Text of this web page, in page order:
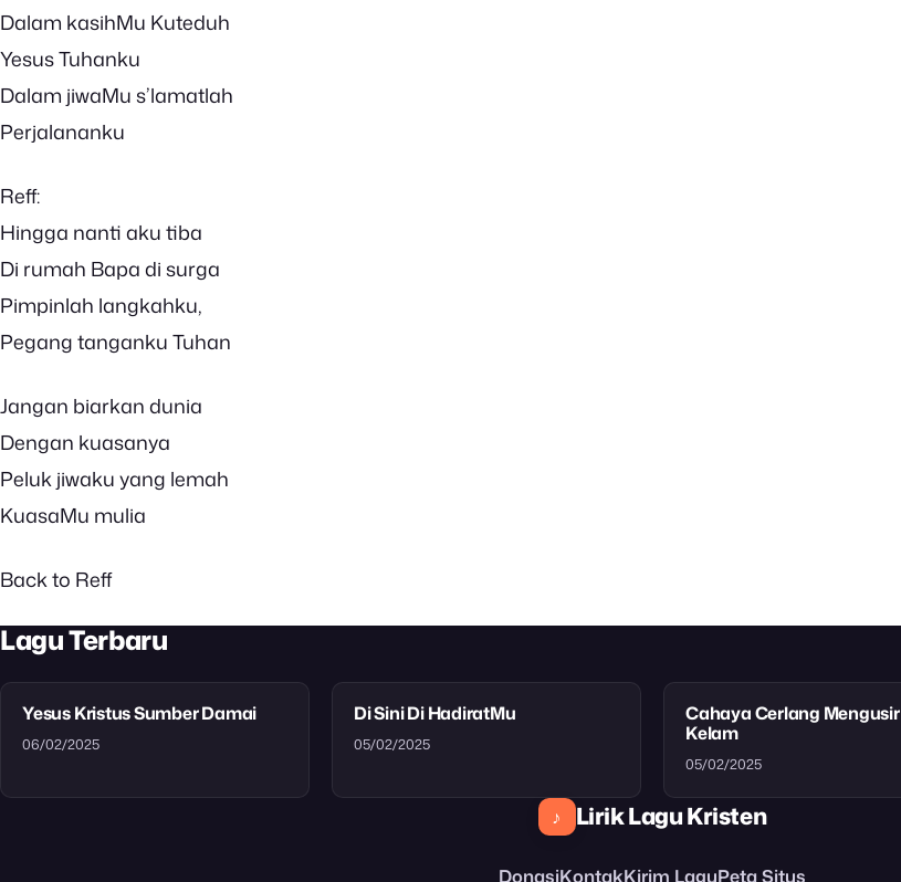
Dalam kasihMu Kuteduh
Yesus Tuhanku
Dalam jiwaMu s’lamatlah
Perjalananku
Reff:
Hingga nanti aku tiba
Di rumah Bapa di surga
Pimpinlah langkahku,
Pegang tanganku Tuhan
Jangan biarkan dunia
Dengan kuasanya
Peluk jiwaku yang lemah
KuasaMu mulia
Back to Reff
Lagu Terbaru
Yesus Kristus Sumber Damai
06/02/2025
Di Sini Di HadiratMu
05/02/2025
Cahaya Cerlang Mengusir
Kelam
05/02/2025
♪ Lirik Lagu Kristen
DonasiKontakKirim LaguPeta Situs